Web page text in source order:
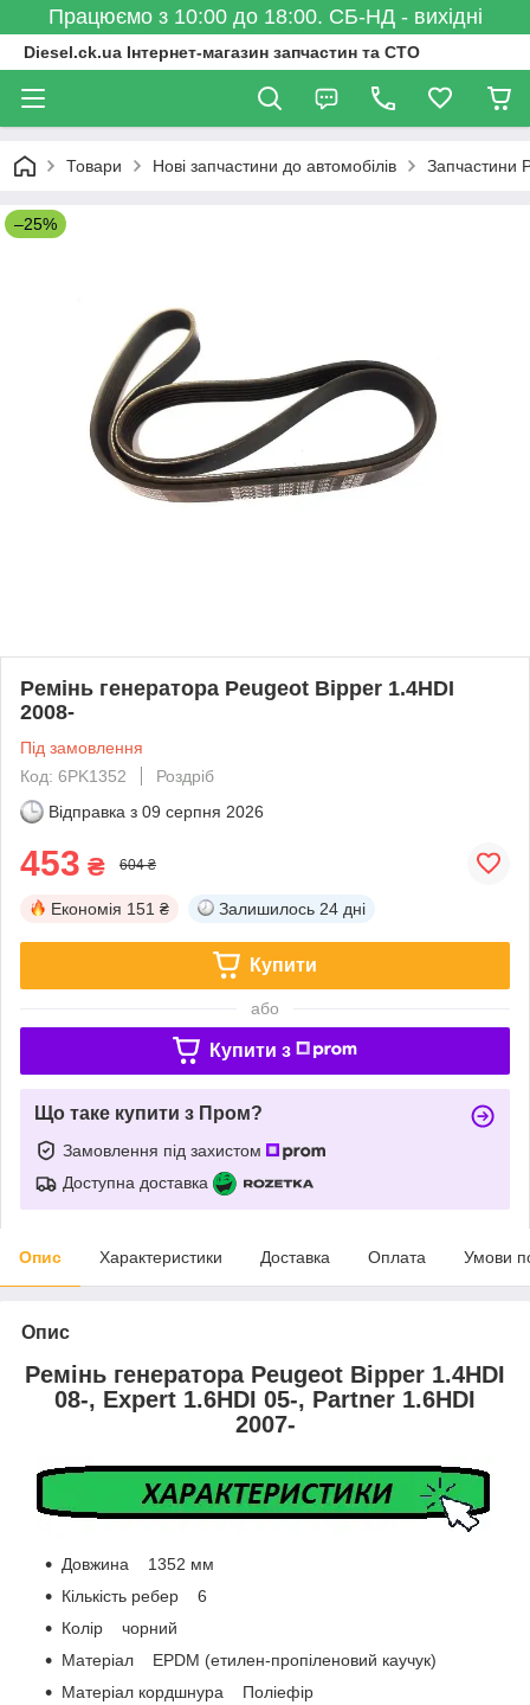
Працюємо з 10:00 до 18:00. СБ-НД - вихідні
Diesel.ck.ua Інтернет-магазин запчастин та СТО
Товари Нові запчастини до автомобілів Запчастини
–25%
Ремінь генератора Peugeot Bipper 1.4HDI
2008-
Під замовлення
Код: 6PK1352
Роздріб
Відправка з 09 серпня 2026
453 ₴ 604 ₴
Економія 151 ₴ Залишилось 24 дні
Купити
або
Купити з
Що таке купити з Пром?
Замовлення під захистом
Доступна доставка
Опис Характеристики Доставка Оплата Умови
Опис
Ремінь генератора Peugeot Bipper 1.4HDI
08-, Expert 1.6HDI 05-, Partner 1.6HDI
2007-
Довжина 1352 мм
Кількість ребер 6
Колір чорний
Матеріал EPDM (етилен-пропіленовий каучук)
Матеріал кордшнура Поліефір